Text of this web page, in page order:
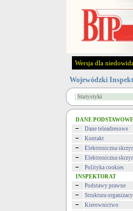
Wersja dla
Wojewódzki
Statystyki
DANE PODSTAWOWE
Dane teleadresowe
Kontakt
Elektroniczna
Elektroniczna
Polityka cookies
INSPEKTORAT
Podstawy prawne
Struktura
Kierownictwo